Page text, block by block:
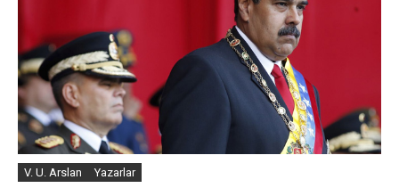
V. U. Arslan Yazarlar